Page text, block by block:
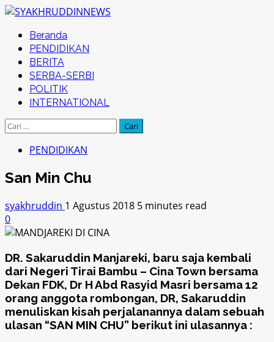
Skip
content
Primary
Menu
Beranda
PENDIDIKAN
BERITA
SERBA-SERBI
POLITIK
INTERNATIONAL
Cari
PENDIDIKAN
San Min Chu
syakhruddin 1 Agustus 2018 5 minutes read
0
DR. Sakaruddin Manjareki, baru saja kembali
dari Negeri Tirai Bambu – Cina Town bersama
Dekan FDK, Dr H Abd Rasyid Masri bersama 12
orang anggota rombongan, DR, Sakaruddin
menuliskan kisah perjalanannya dalam sebuah
ulasan “SAN MIN CHU” berikut ini ulasannya :